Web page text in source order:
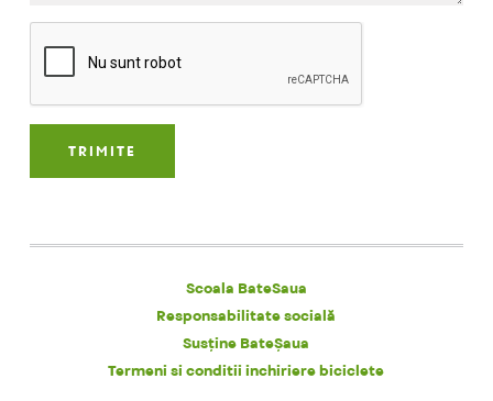
Scoala BateSaua
Responsabilitate socială
Susține BateȘaua
Termeni si conditii inchiriere biciclete